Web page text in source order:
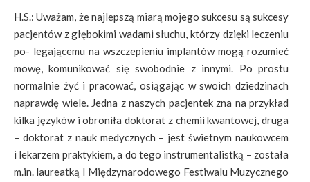
H.S.: Uważam, że najlepszą miarą mojego sukcesu są sukcesy
pacjentów z głębokimi wadami słuchu, którzy dzięki leczeniu
po- legającemu na wszczepieniu implantów mogą rozumieć
mowę, komunikować się swobodnie z innymi. Po prostu
normalnie żyć i pracować, osiągając w swoich dziedzinach
naprawdę wiele. Jedna z naszych pacjentek zna na przykład
kilka języków i obroniła doktorat z chemii kwantowej, druga
– doktorat z nauk medycznych – jest świetnym naukowcem
i lekarzem praktykiem, a do tego instrumentalistką – została
m.in. laureatką I Międzynarodowego Festiwalu Muzycznego